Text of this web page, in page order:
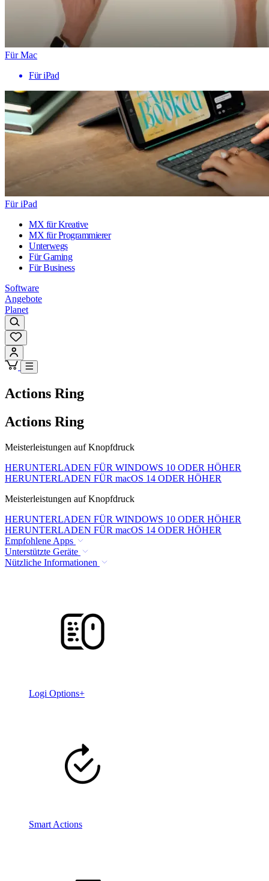
Für Mac
Für iPad
Für iPad
MX für Kreative
MX für Programmierer
Unterwegs
Für Gaming
Für Business
Software
Angebote
Planet
Actions Ring
Actions Ring
Meisterleistungen auf Knopfdruck
HERUNTERLADEN FÜR WINDOWS 10 ODER HÖHER
HERUNTERLADEN FÜR macOS 14 ODER HÖHER
Meisterleistungen auf Knopfdruck
HERUNTERLADEN FÜR WINDOWS 10 ODER HÖHER
HERUNTERLADEN FÜR macOS 14 ODER HÖHER
Empfohlene Apps
Unterstützte Geräte
Nützliche Informationen
Logi Options+
Smart Actions